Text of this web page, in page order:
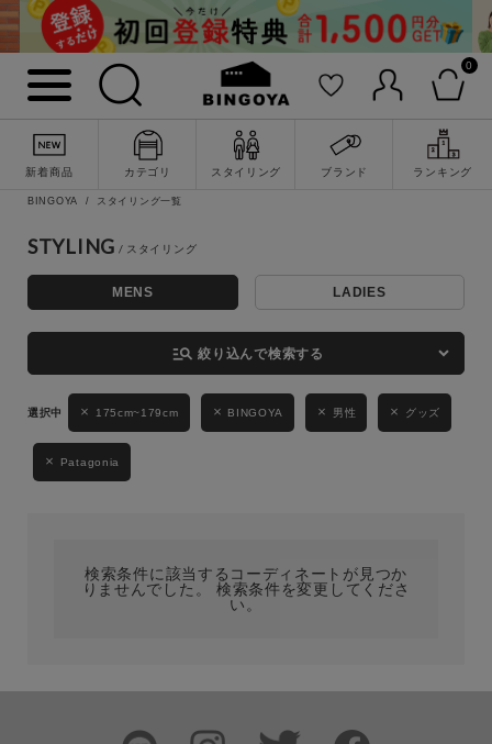
0
新着商品 カテゴリ スタイリング ブランド ランキング
詳細検索
キーワード
性別
MENS LADIES KIDS
ブランド
BINGOYA スタイリング一覧
STYLING
MENS LADIES
manage_search 絞り込んで検索する
175cm~179cm BINGOYA 男性 グッズ
Patagonia
検索条件に該当するコーディネートが見つか
りませんでした。 検索条件を変更してくださ
い。